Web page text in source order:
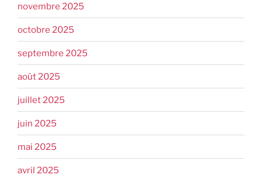
novembre 2025
octobre 2025
septembre 2025
août 2025
juillet 2025
juin 2025
mai 2025
avril 2025